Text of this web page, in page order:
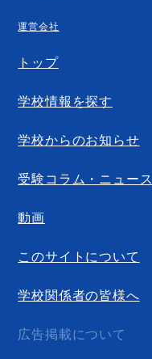
運営会社
トップ
学校情報を探す
学校からのお知らせ
受験コラム・ニュース
動画
このサイトについて
学校関係者の皆様へ
広告掲載について